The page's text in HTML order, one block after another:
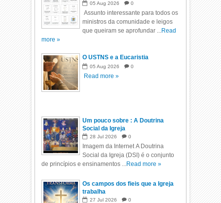
05 Aug 2026 0
Assunto interessante para todos os
ministros da comunidade e leigos
que queiram se aprofundar ...Read
more »
O USTNS e a Eucaristia
05 Aug 2026 0
Read more »
Um pouco sobre : A Doutrina
Social da Igreja
28 Jul 2026 0
Imagem da Internet A Doutrina
Social da Igreja (DSI) é o conjunto
de princípios e ensinamentos ...Read more »
Os campos dos fieis que a Igreja
trabalha
27 Jul 2026 0